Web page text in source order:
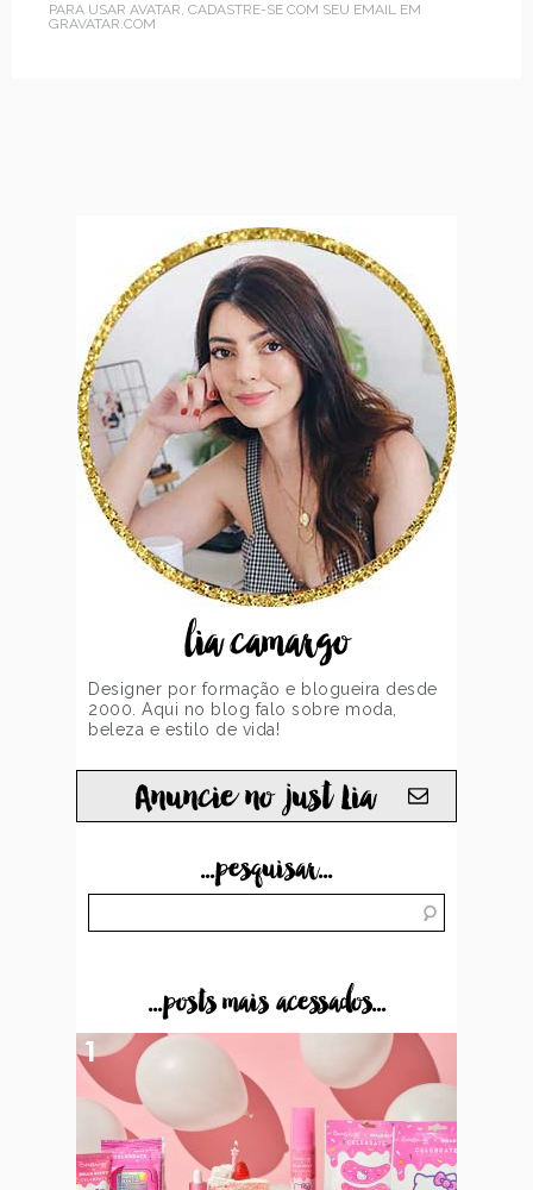
PARA USAR AVATAR, CADASTRE-SE COM SEU EMAIL EM
GRAVATAR.COM
lia camargo
Designer por formação e blogueira desde
2000. Aqui no blog falo sobre moda,
beleza e estilo de vida!
Anuncie no just Lia
...pesquisar...
...posts mais acessados...
1